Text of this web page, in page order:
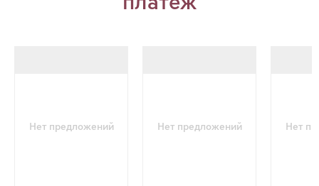
Нет предложений Нет предложений Нет